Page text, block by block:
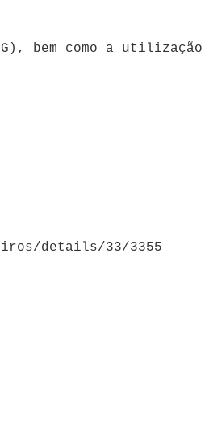
bem como a
details/33/3355